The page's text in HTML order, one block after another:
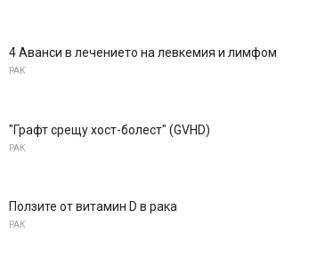
4 Аванси в лечението на левкемия и лимфом
РАК
"Графт срещу хост-болест" (GVHD)
РАК
Ползите от витамин D в рака
РАК